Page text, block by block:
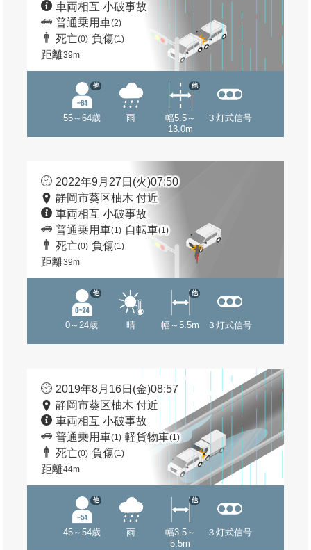
車両相互 小破事故
普通乗用車(2)
死亡(0) 負傷(1)
距離39m
55～64歳
他
雨
幅5.5～
13.0m
他
３灯式信号
2022年9月27日(火)07:50
静岡市葵区柚木 付近
車両相互 小破事故
普通乗用車(1) 自転車(1)
死亡(0) 負傷(1)
距離39m
0～24歳
他
晴 幅～5.5m
他
３灯式信号
2019年8月16日(金)08:57
静岡市葵区柚木 付近
車両相互 小破事故
普通乗用車(1) 軽貨物車(1)
死亡(0) 負傷(1)
距離44m
45～54歳
他
雨
幅3.5～
5.5m
他
３灯式信号